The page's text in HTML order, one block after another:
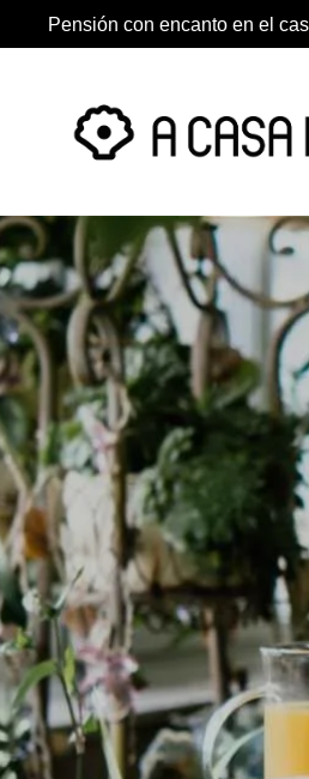
Pensión con encanto en el